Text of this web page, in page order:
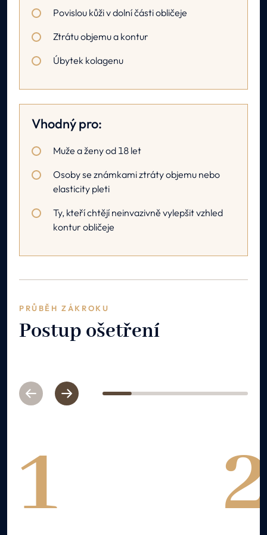
Povislou kůži v dolní části obličeje
Ztrátu objemu a kontur
Úbytek kolagenu
Vhodný pro:
Muže a ženy od 18 let
Osoby se známkami ztráty objemu nebo
elasticity pleti
Ty, kteří chtějí neinvazivně vylepšit vzhled
kontur obličeje
PRŮBĚH ZÁKROKU
Postup ošetření
PreviousNext 1 2 3 4 5
1